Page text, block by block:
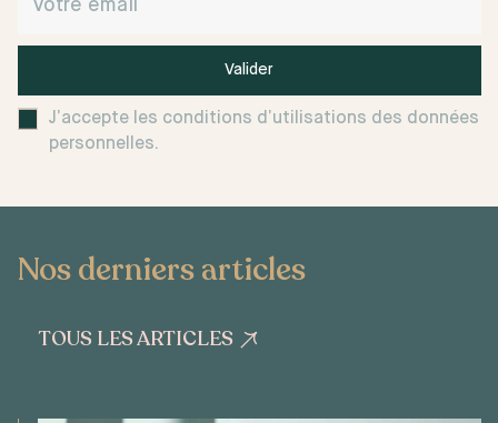
Valider
J’accepte les conditions d’utilisations des données
personnelles.
Nos derniers articles
TOUS LES ARTICLES